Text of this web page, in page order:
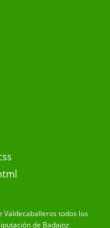
todos los
de Badajoz